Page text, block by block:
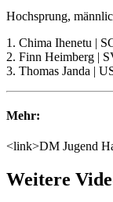
Hochsprung,
1. Chima Ihenetu |
2. Finn Heimberg |
3. Thomas Janda |
Mehr:
<link>DM Jugend
Weitere